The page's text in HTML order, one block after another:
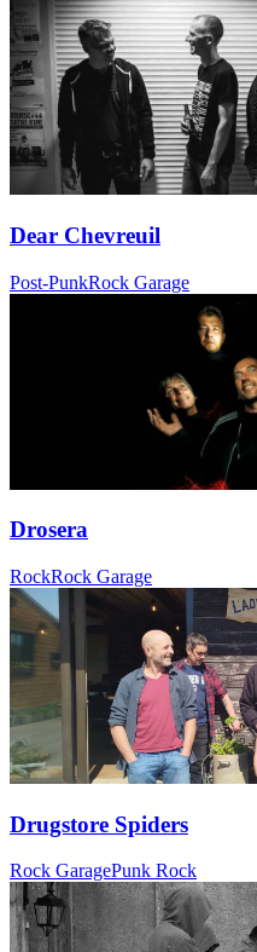
Dear Chevreuil
Post-PunkRock Garage
Drosera
RockRock Garage
Drugstore Spiders
Rock GaragePunk Rock